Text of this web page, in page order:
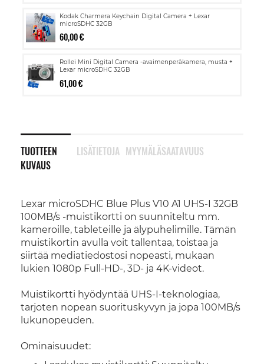
Kodak Charmera Keychain Digital Camera + Lexar
microSDHC 32GB
60,00 €
Rollei Mini Digital Camera -avaimenperäkamera, musta +
Lexar microSDHC 32GB
61,00 €
TUOTTEEN
KUVAUS
Lexar microSDHC Blue Plus V10 A1 UHS-I 32GB
100MB/s -muistikortti on suunniteltu mm.
kameroille, tableteille ja älypuhelimille. Tämän
muistikortin avulla voit tallentaa, toistaa ja
siirtää mediatiedostosi nopeasti, mukaan
lukien 1080p Full-HD-, 3D- ja 4K-videot.
Muistikortti hyödyntää UHS-I-teknologiaa,
tarjoten nopean suorituskyvyn ja jopa 100MB/s
lukunopeuden.
Ominaisuudet:
LISÄTIETOJA MYYMÄLÄSAATAVUUS